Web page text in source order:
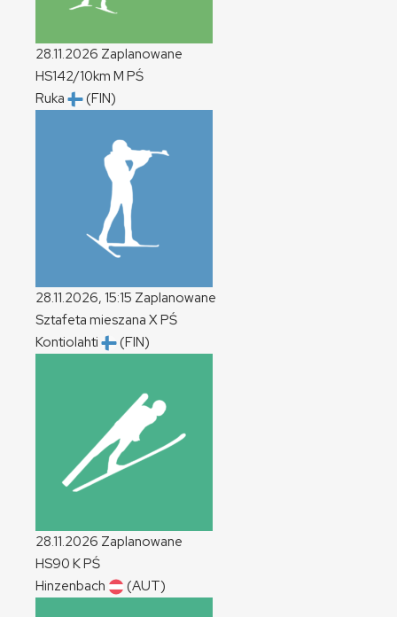
28.11.2026 Zaplanowane
HS142/10km M PŚ
Ruka
(FIN)
28.11.2026, 15:15 Zaplanowane
Sztafeta mieszana XPŚ
Kontiolahti
(FIN)
28.11.2026 Zaplanowane
HS90 KPŚ
Hinzenbach
(AUT)